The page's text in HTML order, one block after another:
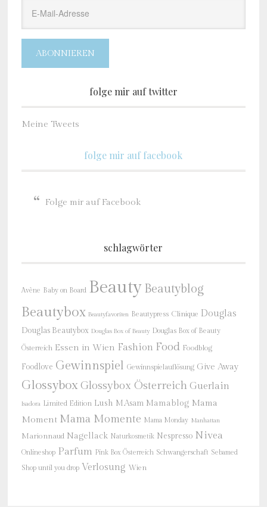
ABONNIEREN
folge mir auf twitter
Meine Tweets
folge mir auf facebook
Folge mir auf Facebook
schlagwörter
Avène Baby on Board Beauty Beautyblog
Beautybox Beautyfavoriten Beautypress Clinique Douglas
Douglas Beautybox Douglas Box of Beauty Douglas Box of Beauty
Österreich Essen in Wien Fashion Food Foodblog
Foodlove Gewinnspiel Gewinnspielauflösung Give Away
GlossyboxGlossybox Österreich Guerlain
Isadora Limited Edition Lush M.Asam Mamablog Mama
Moment Mama Momente Mama Monday Manhattan
Marionnaud Nagellack Naturkosmetik Nespresso Nivea
Onlineshop Parfum Pink Box Österreich Schwangerschaft Sebamed
Shop until you drop Verlosung Wien